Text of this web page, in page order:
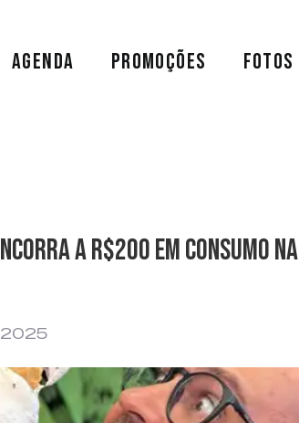
AGENDA PROMOÇÕES FOTOS
a R$200 em consumo na
2025